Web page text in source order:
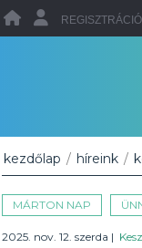
REGISZTRÁCIÓ
kezdőlap / híreink /
MÁRTON NAP
2025. nov. 12. szerda |